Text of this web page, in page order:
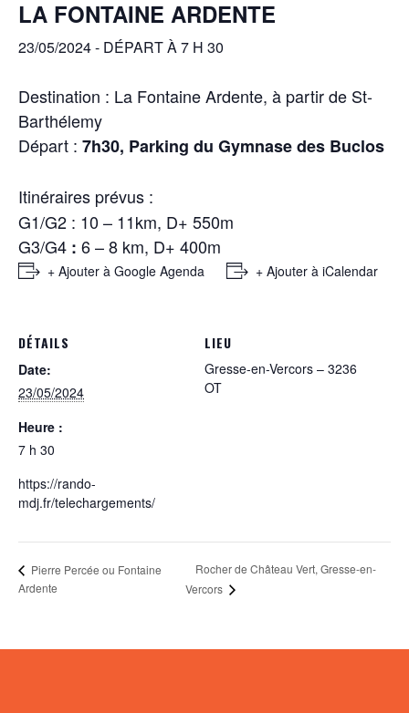
LA FONTAINE ARDENTE
23/05/2024 - DÉPART À 7 H 30
Destination : La Fontaine Ardente, à partir de St-
Barthélemy
Départ : 7h30, Parking du Gymnase des Buclos
Itinéraires prévus :
G1/G2 : 10 – 11km, D+ 550m
G3/G4 : 6 – 8 km, D+ 400m
+ Ajouter à Google Agenda + Ajouter à iCalendar
DÉTAILS
Date:
23/05/2024
Heure :
7 h 30
https://rando-
mdj.fr/telechargements/
LIEU
Gresse-en-Vercors – 3236
OT
Pierre Percée ou Fontaine
Ardente
Rocher de Château Vert, Gresse-en-
Vercors